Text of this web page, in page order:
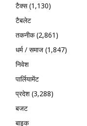
टैक्स(1,130)
टैबलेट
तकनीक(2,861)
धर्म / समाज (1,847)
निवेश
पार्लियामेंट
प्रदेश(3,288)
बजट
बाइक